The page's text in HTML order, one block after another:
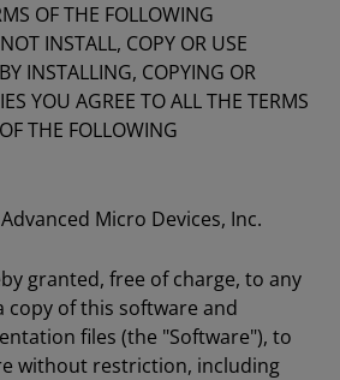
OF THE FOLLOWING
INSTALL, COPY OR USE
INSTALLING, COPYING OR
YOU AGREE TO ALL THE TERMS
THE FOLLOWING
Micro Devices, Inc.
granted, free of charge, to any
copy of this software and
files (the "Software"), to
without restriction, including